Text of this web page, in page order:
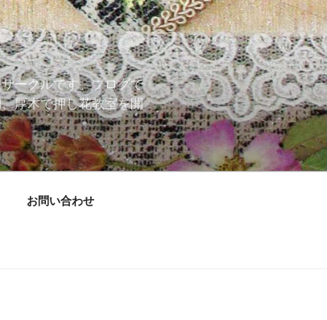
ークルです。ブログで
厚木で押し花教室を開
お問い合わせ